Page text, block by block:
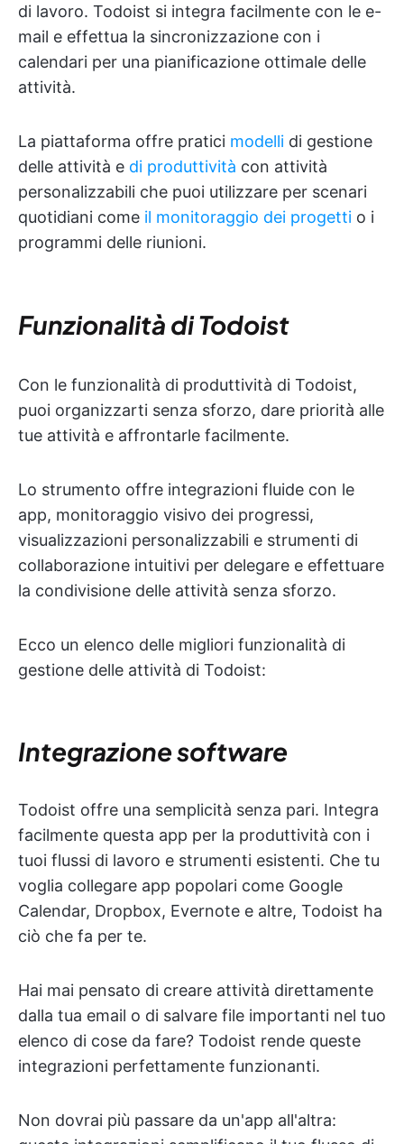
di lavoro. Todoist si integra facilmente con le e-
mail e effettua la sincronizzazione con i
calendari per una pianificazione ottimale delle
attività.
La piattaforma offre pratici modelli di gestione
delle attività e di produttività con attività
personalizzabili che puoi utilizzare per scenari
quotidiani come il monitoraggio dei progetti o i
programmi delle riunioni.
Funzionalità di Todoist
Con le funzionalità di produttività di Todoist,
puoi organizzarti senza sforzo, dare priorità alle
tue attività e affrontarle facilmente.
Lo strumento offre integrazioni fluide con le
app, monitoraggio visivo dei progressi,
visualizzazioni personalizzabili e strumenti di
collaborazione intuitivi per delegare e effettuare
la condivisione delle attività senza sforzo.
Ecco un elenco delle migliori funzionalità di
gestione delle attività di Todoist:
Integrazione software
Todoist offre una semplicità senza pari. Integra
facilmente questa app per la produttività con i
tuoi flussi di lavoro e strumenti esistenti. Che tu
voglia collegare app popolari come Google
Calendar, Dropbox, Evernote e altre, Todoist ha
ciò che fa per te.
Hai mai pensato di creare attività direttamente
dalla tua email o di salvare file importanti nel tuo
elenco di cose da fare? Todoist rende queste
integrazioni perfettamente funzionanti.
Non dovrai più passare da un'app all'altra: